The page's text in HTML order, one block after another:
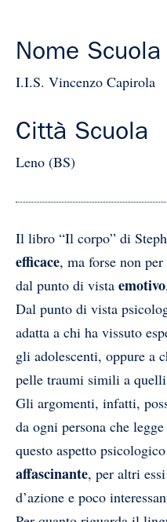
Nome Scuola
I.I.S. Vincenzo Capirola
Città Scuola
Leno (BS)
Il libro “Il corpo” di
efficace, ma forse non
dal punto di vista emotivo
Dal punto di vista
adatta a chi ha vissuto
gli adolescenti, oppure a
pelle traumi simili a
Gli argomenti, infatti,
da ogni persona che
questo aspetto
affascinante, per altri
d’azione e poco